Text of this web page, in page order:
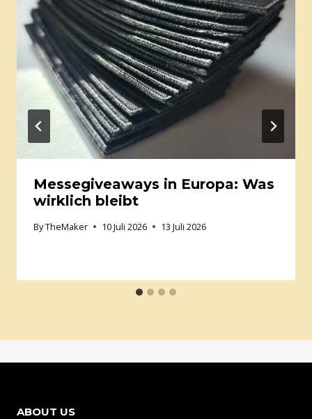
Messegiveaways in Europa: Was
wirklich bleibt
ByTheMaker 10 Juli 2026 13 Juli 2026
ABOUT US